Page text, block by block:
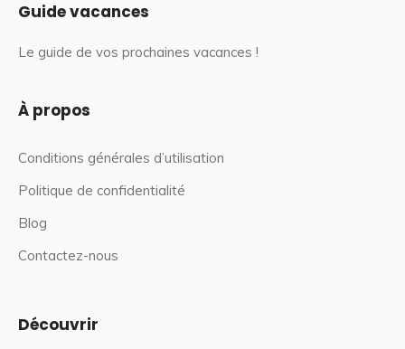
Guide vacances
Le guide de vos prochaines vacances !
À propos
Conditions générales d’utilisation
Politique de confidentialité
Blog
Contactez-nous
Découvrir